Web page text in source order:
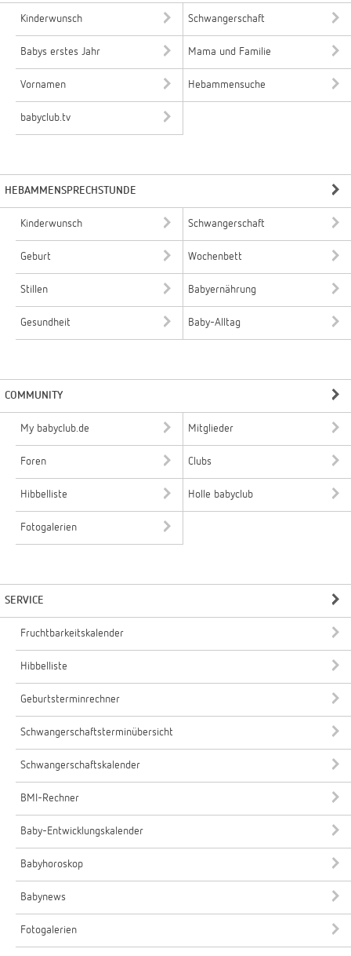
Kinderwunsch Schwangerschaft
Babys erstes Jahr Mama und Familie
Vornamen Hebammensuche
babyclub.tv
HEBAMMENSPRECHSTUNDE
Kinderwunsch Schwangerschaft
Geburt Wochenbett
Stillen Babyernährung
Gesundheit Baby-Alltag
COMMUNITY
My babyclub.de Mitglieder
Foren Clubs
Hibbelliste Holle babyclub
Fotogalerien
SERVICE
Fruchtbarkeitskalender
Hibbelliste
Geburtsterminrechner
Schwangerschaftsterminübersicht
Schwangerschaftskalender
BMI-Rechner
Baby-Entwicklungskalender
Babyhoroskop
Babynews
Fotogalerien